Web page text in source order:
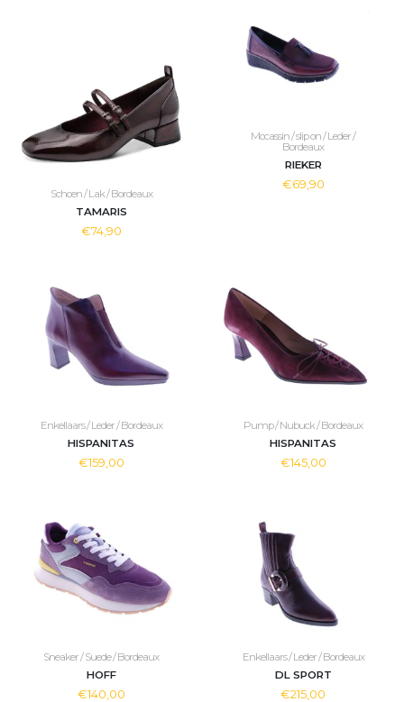
Schoen / Lak / Bordeaux
TAMARIS
€74,90
Mocassin / slip on / Leder /
Bordeaux
RIEKER
€69,90
Enkellaars / Leder / Bordeaux
HISPANITAS
€159,00
Pump / Nubuck / Bordeaux
HISPANITAS
€145,00
Sneaker / Suede / Bordeaux
HOFF
€140,00
Enkellaars / Leder / Bordeaux
DL SPORT
€215,00